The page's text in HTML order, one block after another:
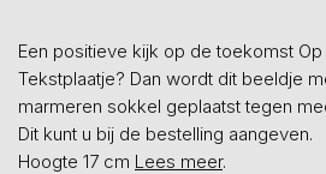
Een positieve kijk op de toekomst
Tekstplaatje? Dan wordt dit beeldje
marmeren sokkel geplaatst tegen
Dit kunt u bij de bestelling aangeven.
Hoogte 17 cm Lees meer.